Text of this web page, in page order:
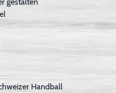
Handball